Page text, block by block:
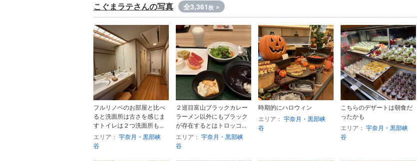
こぐまラテさんの写真 全3,361枚 »
フルリノベのお部屋と比べ
ると洗面所は古さを感じま
すトイレは２つ洗面所も...
エリア： 宇奈月・黒部峡
谷
２巡目富山ブラックカレー
ラーメン以外にもブラック
が存在するとはトロッコ...
エリア： 宇奈月・黒部峡
谷
時期的にハロウィン
エリア： 宇奈月・黒部峡
谷
こちらのデザートは朝食だ
ったかも
エリア： 宇奈月・黒部峡
谷